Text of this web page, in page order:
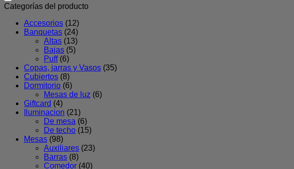
Categorías del producto
Accesorios (12)
Banquetas (24)
Altas (13)
Bajas (5)
Puff (6)
Copas, jarras y Vasos (35)
Cubiertos (8)
Dormitorio (6)
Mesas de luz (6)
Giftcard (4)
Iluminacion (21)
De mesa (6)
De techo (15)
Mesas (98)
Auxiliares (23)
Barras (8)
Comedor (40)